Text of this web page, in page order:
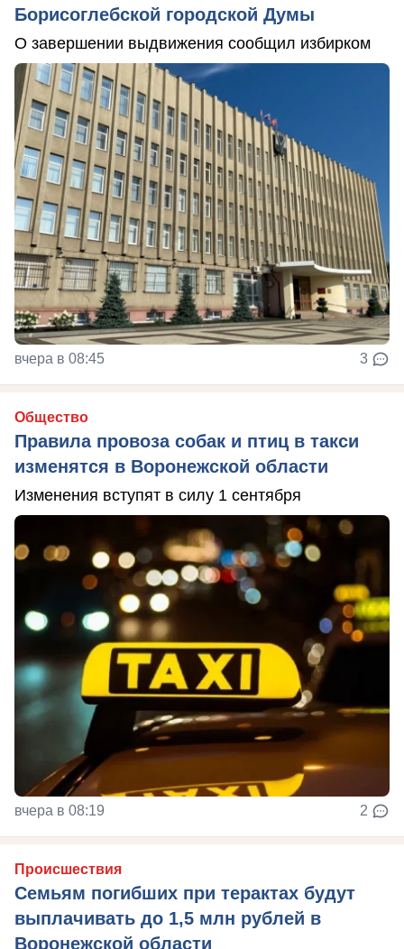
Борисоглебской городской Думы
О завершении выдвижения сообщил избирком
вчера в 08:45 3
Общество
Правила провоза собак и птиц в такси
изменятся в Воронежской области
Изменения вступят в силу 1 сентября
вчера в 08:19 2
Происшествия
Семьям погибших при терактах будут
выплачивать до 1,5 млн рублей в
Воронежской области